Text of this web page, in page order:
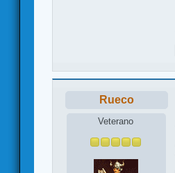
Rueco
Veterano